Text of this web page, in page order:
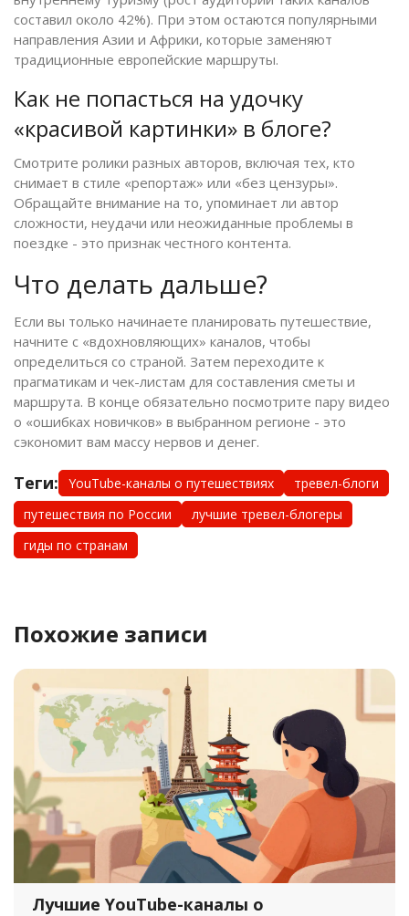
составил около 42%). При этом остаются популярными
направления Азии и Африки, которые заменяют
традиционные европейские маршруты.
Как не попасться на удочку
«красивой картинки» в блоге?
Смотрите ролики разных авторов, включая тех, кто
снимает в стиле «репортаж» или «без цензуры».
Обращайте внимание на то, упоминает ли автор
сложности, неудачи или неожиданные проблемы в
поездке - это признак честного контента.
Что делать дальше?
Если вы только начинаете планировать путешествие,
начните с «вдохновляющих» каналов, чтобы
определиться со страной. Затем переходите к
прагматикам и чек-листам для составления сметы и
маршрута. В конце обязательно посмотрите пару видео
о «ошибках новичков» в выбранном регионе - это
сэкономит вам массу нервов и денег.
Теги: YouTube-каналы о путешествиях
тревел-блоги
путешествия по России
лучшие тревел-блогеры
гиды по странам
Похожие записи
Лучшие YouTube-каналы о